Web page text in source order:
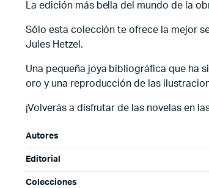
La edición más bella del mundo de la
Sólo esta colección te ofrece la mejor
Jules Hetzel.
Una pequeña joya bibliográfica que ha
oro y una reproducción de las
¡Volverás a disfrutar de las novelas en
Autores
Editorial
Colecciones